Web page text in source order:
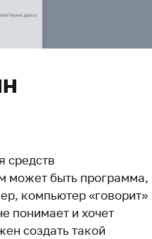
средств
может быть программа,
компьютер «говорит»
понимает и хочет
создать такой